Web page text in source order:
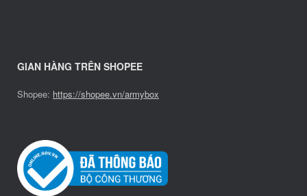
GIAN HÀNG TRÊN SHOPEE
Shopee: https://shopee.vn/armybox